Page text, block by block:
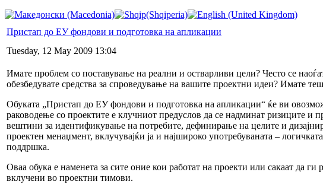
Пристап до ЕУ фондови и подготовка на апликации
Tuesday, 12 May 2009 13:04
Имате проблем со поставување на реални и остварливи цели? Често се
обезбедувате средства за спроведување на вашите проектни идеи? Имате
Обуката „Пристап до ЕУ фондови и подготовка на апликации“ ќе ви
раководење со проектите е клучниот предуслов да се надминат ризиците и
вештини за идентификување на потребите, дефинирање на целите и
проектен менаџмент, вклучувајќи ја и најшироко употребуваната –
поддршка.
Оваа обука е наменета за сите оние кои работат на проекти или сакаат да
вклучени во проектни тимови.